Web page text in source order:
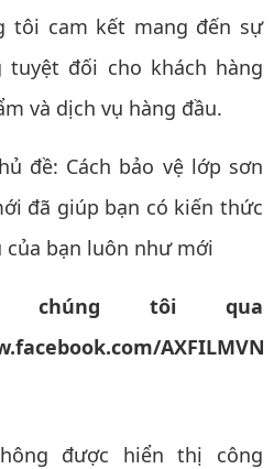
tôi cam kết mang đến sự
đối cho khách hàng
và dịch vụ hàng đầu.
đề: Cách bảo vệ lớp sơn
đã giúp bạn có kiến thức
của bạn luôn như mới
tôi qua
AXFILMVN
được hiển thị công